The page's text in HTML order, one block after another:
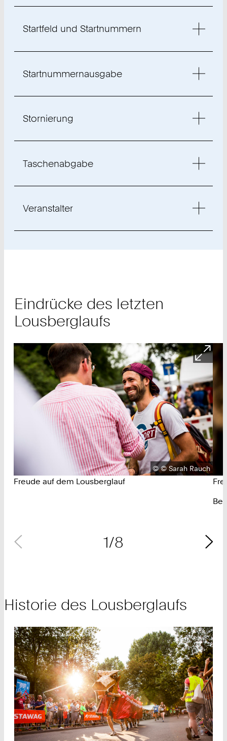
Startfeld und Startnummern
Startnummernausgabe
Stornierung
Taschenabgabe
Veranstalter
Eindrücke des letzten
Lousberglaufs
Urheberrecht:
©© Sarah Rauch
Freude auf dem Lousberglauf
1/8
Historie des Lousberglaufs